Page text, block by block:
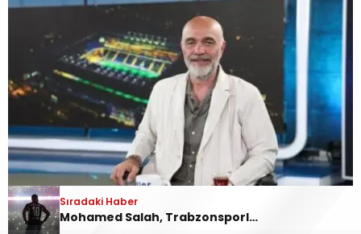
Sıradaki Haber
Mohamed Salah, Trabzonsporluların önünde imzayı attı
Cihan Kamer açıkladı: Forvet transferi ve
Oosterwolde’nin sakatlığı…